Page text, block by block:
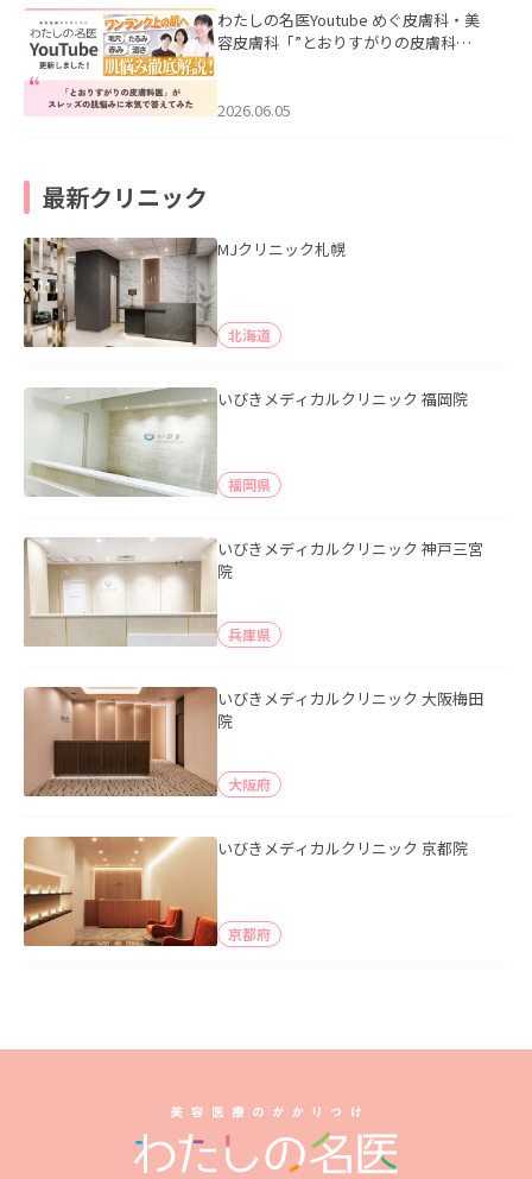
わたしの名医Youtube めぐ皮膚科・美
容皮膚科「”とおりすがりの皮膚科
2026.06.05
最新クリニック
MJクリニック札幌
北海道
いびきメディカルクリニック 福岡院
福岡県
いびきメディカルクリニック 神戸三宮
院
兵庫県
いびきメディカルクリニック 大阪梅田
院
大阪府
いびきメディカルクリニック 京都院
京都府